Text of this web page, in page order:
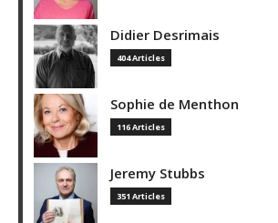
Didier Desrimais
404 Articles
Sophie de Menthon
116 Articles
Jeremy Stubbs
351 Articles